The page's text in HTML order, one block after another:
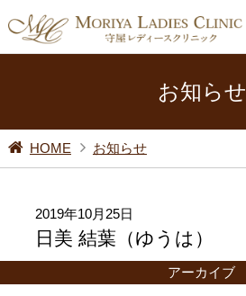
お知らせ
HOME お知らせ
2019年10月25日
日美 結葉（ゆうは）
アーカイブ